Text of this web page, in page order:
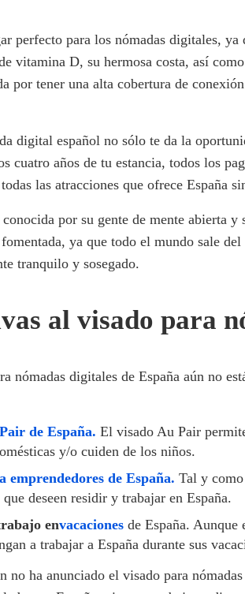
perfecto para los nómadas digitales,
vitamina D, su hermosa costa, así
por tener una alta cobertura de
digital español no sólo te da la
cuatro años de tu estancia, todos los
las atracciones que ofrece España
por su gente de mente abierta
ya que todo el mundo sale
tranquilo y sosegado.
al visado para
nómadas digitales de España aún no
de España. El visado Au Pair
y/o cuiden de los niños.
emprendedores de España. Tal y
deseen residir y trabajar en España.
envacacionesde España. Aunque
a trabajar a España durante sus
no ha anunciado el visado para